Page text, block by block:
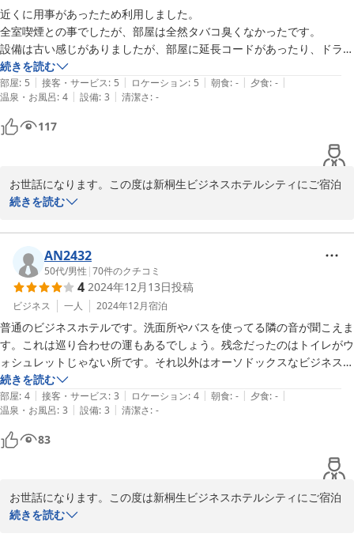
近くに用事があったため利用しました。
全室喫煙との事でしたが、部屋は全然タバコ臭くなかったです。
設備は古い感じがありましたが、部屋に延長コードがあったり、ドライ
ヤーが新しかったりで、とても良かったです。
受付の方の印象もとても良かったです。
また利用したいと思いました。
続きを読む
部屋: 5 | 接客・サービス: 5 | ロケーション: 5 | 朝食: - | 夕食: - |
温泉・お風呂: 4 | 設備: 3 | 清潔さ: -
117
お世話になります。この度は新桐生ビジネスホテルシティにご宿泊
いただき誠にありがとうございました。機会がございました際は宜
2025-01-12
続きを読む
AN2432
50代/男性 |70件のクチコミ
4 2024年12月13日投稿
ビジネス 一人 2024年12月宿泊
普通のビジネスホテルです。洗面所やバスを使ってる隣の音が聞こえま
す。これは巡り合わせの運もあるでしょう。残念だったのはトイレがウ
ォシュレットじゃない所です。それ以外はオーソドックスなビジネスホ
テル。
外にキジトラの懐こいネコが居ます。オスかな？大きめのネコでした。
沢山モフりました。ネコ好きにもオススメかも。
続きを読む
部屋: 4 | 接客・サービス: 3 | ロケーション: 4 | 朝食: - | 夕食: - |
温泉・お風呂: 3 | 設備: 3 | 清潔さ: -
83
お世話になります。この度は新桐生ビジネスホテルシティにご宿泊
いただき誠にありがとうございました。機会がございました際は宜
続きを読む